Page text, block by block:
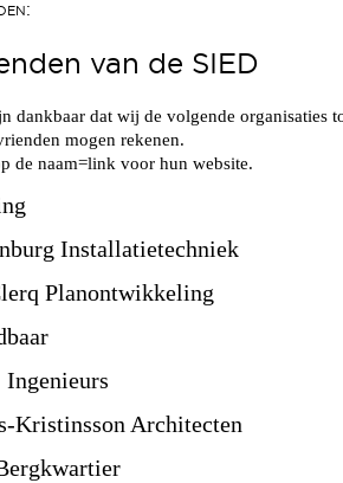
van de SIED
dankbaar dat wij de volgende organisaties
mogen rekenen.
de naam=link voor hun website.
Installatietechniek
Planontwikkeling
Kristinsson Architecten